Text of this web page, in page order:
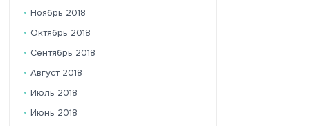
Ноябрь 2018
Октябрь 2018
Сентябрь 2018
Август 2018
Июль 2018
Июнь 2018